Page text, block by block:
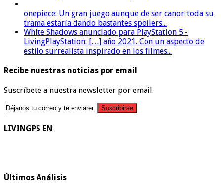
onepiece: Un gran juego aunque de ser canon toda su
trama estaría dando bastantes spoilers...
White Shadows anunciado para PlayStation 5 -
LivingPlayStation: […] año 2021. Con un aspecto de
estilo surrealista inspirado en los filmes...
Recibe nuestras noticias por email
Suscríbete a nuestra newsletter por email.
LIVINGPS EN
Últimos Análisis